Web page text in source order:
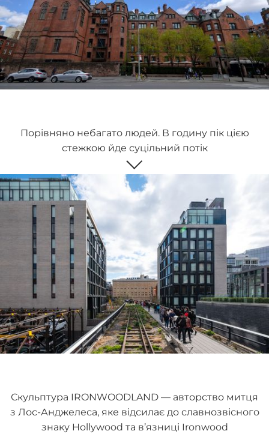
Порівняно небагато людей. В годину пік цією
стежкою йде суцільний потік
Скульптура IRONWOODLAND — авторство митця
з Лос-Анджелеса, яке відсилає до славнозвісного
знаку Hollywood та в’язниці Ironwood